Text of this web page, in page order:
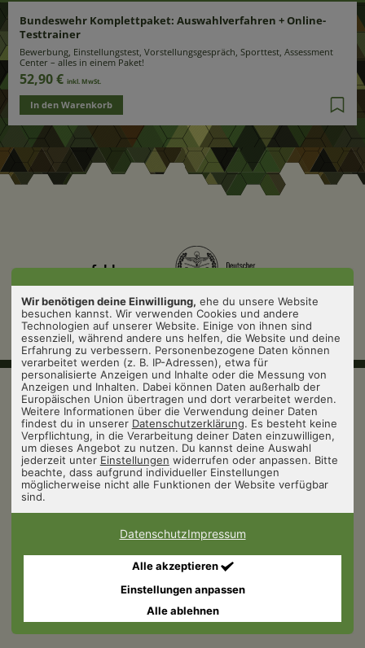
Bundeswehr Komplettpaket: Auswahlverfahren + Online-
Testtrainer
Bewerbung, Einstellungstest, Vorstellungsgespräch, Sporttest, Assessment
Center – alles in einem Paket!
52,90 € inkl. MwSt.
In den Warenkorb
empfohlen von:
© 2026 Ausbildungspark Verlag, Alle Rechte vorbehalten.
Verlag
Impressum
Datenschutz
AGB
Widerrufsbelehrung
Bestellung
Cookies
Vertrag widerrufen
YouTubeTikTok
Wir benötigen deine Einwilligung, ehe du unsere Website
besuchen kannst. Wir verwenden Cookies und andere
Technologien auf unserer Website. Einige von ihnen sind
essenziell, während andere uns helfen, die Website und deine
Erfahrung zu verbessern. Personenbezogene Daten können
verarbeitet werden (z. B. IP-Adressen), etwa für
personalisierte Anzeigen und Inhalte oder die Messung von
Anzeigen und Inhalten. Dabei können Daten außerhalb der
Europäischen Union übertragen und dort verarbeitet werden.
Weitere Informationen über die Verwendung deiner Daten
findest du in unserer Datenschutzerklärung. Es besteht keine
Verpflichtung, in die Verarbeitung deiner Daten einzuwilligen,
um dieses Angebot zu nutzen. Du kannst deine Auswahl
jederzeit unter Einstellungen widerrufen oder anpassen. Bitte
beachte, dass aufgrund individueller Einstellungen
möglicherweise nicht alle Funktionen der Website verfügbar
sind.
DatenschutzImpressum
Alle akzeptieren
Einstellungen anpassen
Alle ablehnen